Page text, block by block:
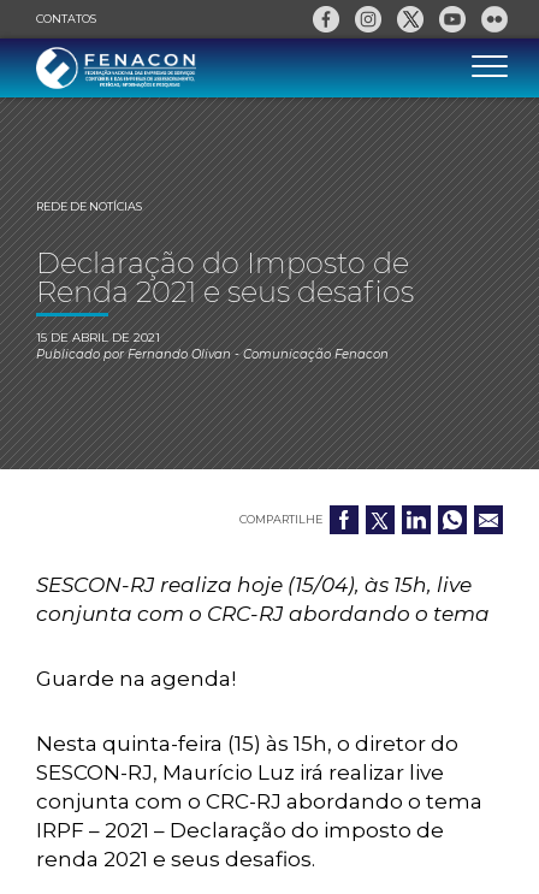
CONTATOS
REDE DE NOTÍCIAS
Declaração do Imposto de
Renda 2021 e seus desafios
15 DE ABRIL DE 2021
Publicado porFernando Olivan- Comunicação Fenacon
COMPARTILHE
SESCON-RJ realiza hoje (15/04), às 15h, live
conjunta com o CRC-RJ abordando o tema
Guarde na agenda!
Nesta quinta-feira (15) às 15h, o diretor do
SESCON-RJ, Maurício Luz irá realizar live
conjunta com o CRC-RJ abordando o tema
IRPF – 2021 – Declaração do imposto de
renda 2021 e seus desafios.